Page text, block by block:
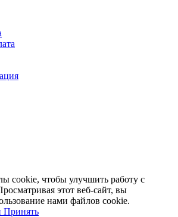
cookie, чтобы улучшить работу с
этот веб-сайт, вы
нами файлов cookie.
Принять